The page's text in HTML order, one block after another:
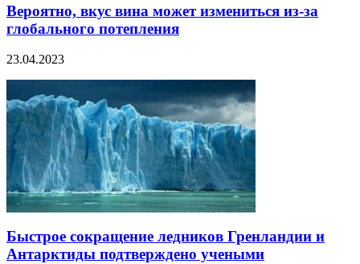
Вероятно, вкус вина может измениться из-за
глобального потепления
23.04.2023
Быстрое сокращение ледников Гренландии и
Антарктиды подтверждено учеными